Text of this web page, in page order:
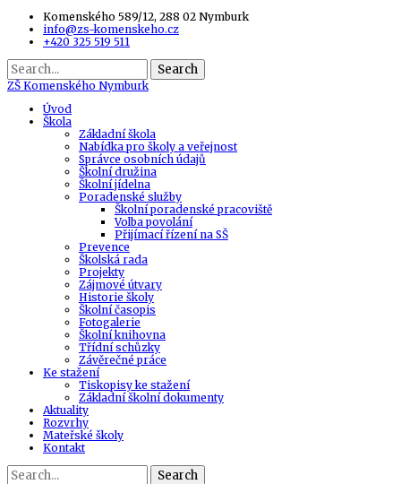
Komenského 589/12, 288 02 Nymburk
info@zs-komenskeho.cz
+420 325 519 511
Search
ZŠ Komenského Nymburk
Úvod
Škola
Základní škola
Nabídka pro školy a veřejnost
Správce osobních údajů
Školní družina
Školní jídelna
Poradenské služby
Školní poradenské pracoviště
Volba povolání
Přijímací řízení na SŠ
Prevence
Školská rada
Projekty
Zájmové útvary
Historie školy
Školní časopis
Fotogalerie
Školní knihovna
Třídní schůzky
Závěrečné práce
Ke stažení
Tiskopisy ke stažení
Základní školní dokumenty
Aktuality
Rozvrhy
Mateřské školy
Kontakt
Search